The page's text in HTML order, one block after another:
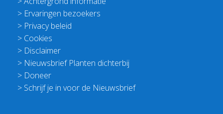
> Ervaringen bezoekers
> Privacy beleid
> Cookies
> Disclaimer
> Nieuwsbrief Planten dichterbij
> Doneer
> Schrijf je in voor de Nieuwsbrief